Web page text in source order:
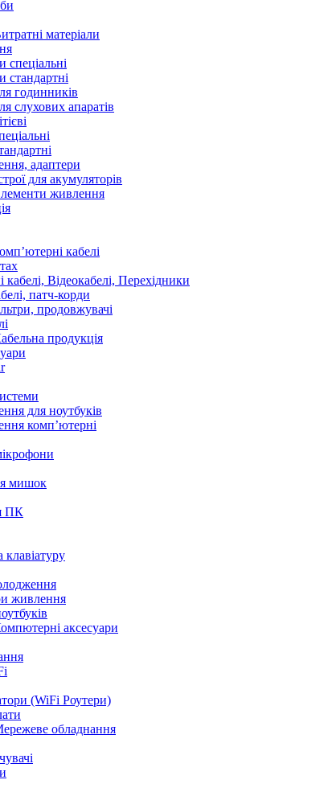
матеріали
спеціальні
стандартні
годинників
слухових апаратів
адаптери
для акумуляторів
живлення
кабелі
Відеокабелі, Перехідники
патч-корди
продовжувачі
продукція
для ноутбуків
комп’ютерні
мишок
ПК
живлення
аксесуари
(WiFi Роутери)
обладнання